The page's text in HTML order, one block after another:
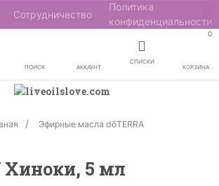
Сотрудничество
Политика
конфиденциальности
ПОИСК АККАУНТ
СПИСКИ
0
КОРЗИНА
Эфирные масла dōTERRA
5 мл